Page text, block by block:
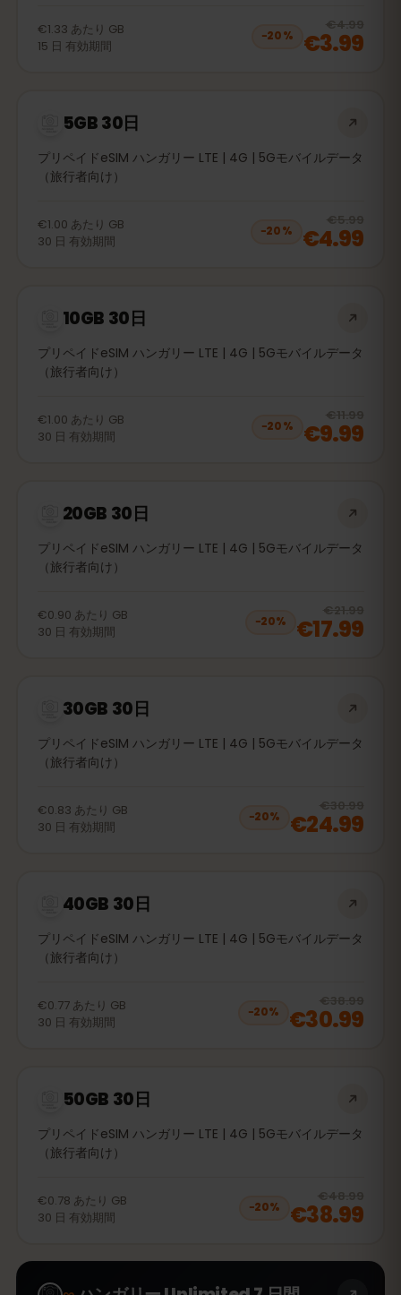
€1.33 あたり GB
15 日 有効期間
−20%
€4.99
€3.99
5GB 30日
プリペイドeSIM ハンガリー LTE | 4G | 5Gモバイルデータ
（旅行者向け）
€1.00 あたり GB
30 日 有効期間
−20%
€5.99
€4.99
10GB 30日
プリペイドeSIM ハンガリー LTE | 4G | 5Gモバイルデータ
（旅行者向け）
€1.00 あたり GB
30 日 有効期間
−20%
€11.99
€9.99
20GB 30日
プリペイドeSIM ハンガリー LTE | 4G | 5Gモバイルデータ
（旅行者向け）
€0.90 あたり GB
30 日 有効期間
−20%
€21.99
€17.99
30GB 30日
プリペイドeSIM ハンガリー LTE | 4G | 5Gモバイルデータ
（旅行者向け）
€0.83 あたり GB
30 日 有効期間
−20%
€30.99
€24.99
40GB 30日
プリペイドeSIM ハンガリー LTE | 4G | 5Gモバイルデータ
（旅行者向け）
€0.77 あたり GB
30 日 有効期間
−20%
€38.99
€30.99
50GB 30日
プリペイドeSIM ハンガリー LTE | 4G | 5Gモバイルデータ
（旅行者向け）
€0.78 あたり GB
30 日 有効期間
−20%
€48.99
€38.99